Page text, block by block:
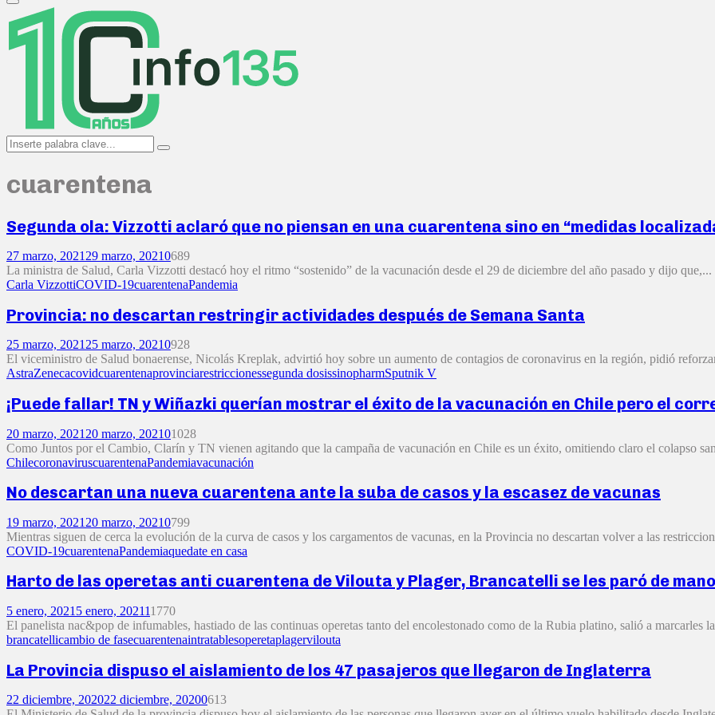
Primary
Menu
Search
for:
Search
cuarentena
Segunda ola: Vizzotti aclaró que no piensan en una cuarentena sino en “medidas
27 marzo, 2021 29 marzo, 20210689
La ministra de Salud, Carla Vizzotti destacó hoy el ritmo “sostenido” de la vacunación desde el 29 de diciembre del año pasado y dijo que,...
Carla VizzottiCOVID-19cuarentenaPandemia
Provincia: no descartan restringir actividades después de Semana Santa
25 marzo, 202125 marzo, 20210928
El viceministro de Salud bonaerense, Nicolás Kreplak, advirtió hoy sobre un aumento de contagios de coronavirus en la región, pidió
AstraZenecacovidcuarentenaprovinciarestriccionessegunda dosissinopharmSputnik V
¡Puede fallar! TN y Wiñazki querían mostrar el éxito de la vacunación en Chile pero el
20 marzo, 2021 20 marzo, 202101028
Como Juntos por el Cambio, Clarín y TN vienen agitando que la campaña de vacunación en Chile es un éxito, omitiendo claro el colapso
ChilecoronaviruscuarentenaPandemiavacunación
No descartan una nueva cuarentena ante la suba de casos y la escasez de vacunas
19 marzo, 2021 20 marzo, 20210799
Mientras siguen de cerca la evolución de la curva de casos y los cargamentos de vacunas, en la Provincia no descartan volver a las
COVID-19cuarentenaPandemiaquedate en casa
Harto de las operetas anti cuarentena de Vilouta y Plager, Brancatelli se les paró de
5 enero, 2021 5 enero, 202111770
El panelista nac&pop de infumables, hastiado de las continuas operetas tanto del encolestonado como de la Rubia platino, salió a marcarles
brancatellicambio de fasecuarentenaintratablesoperetaplagervilouta
La Provincia dispuso el aislamiento de los 47 pasajeros que llegaron de Inglaterra
22 diciembre, 202022 diciembre, 20200613